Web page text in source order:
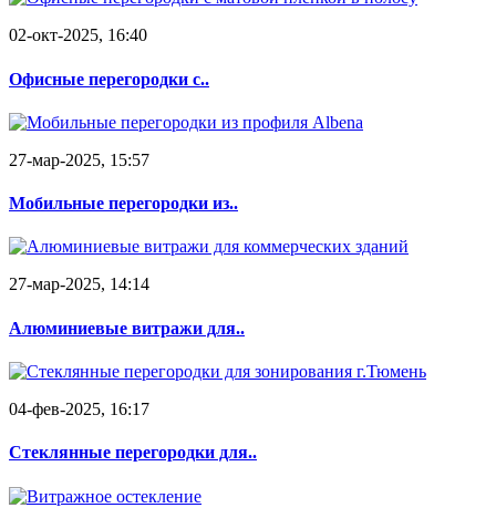
02-окт-2025, 16:40
Офисные перегородки с..
27-мар-2025, 15:57
Мобильные перегородки из..
27-мар-2025, 14:14
Алюминиевые витражи для..
04-фев-2025, 16:17
Стеклянные перегородки для..